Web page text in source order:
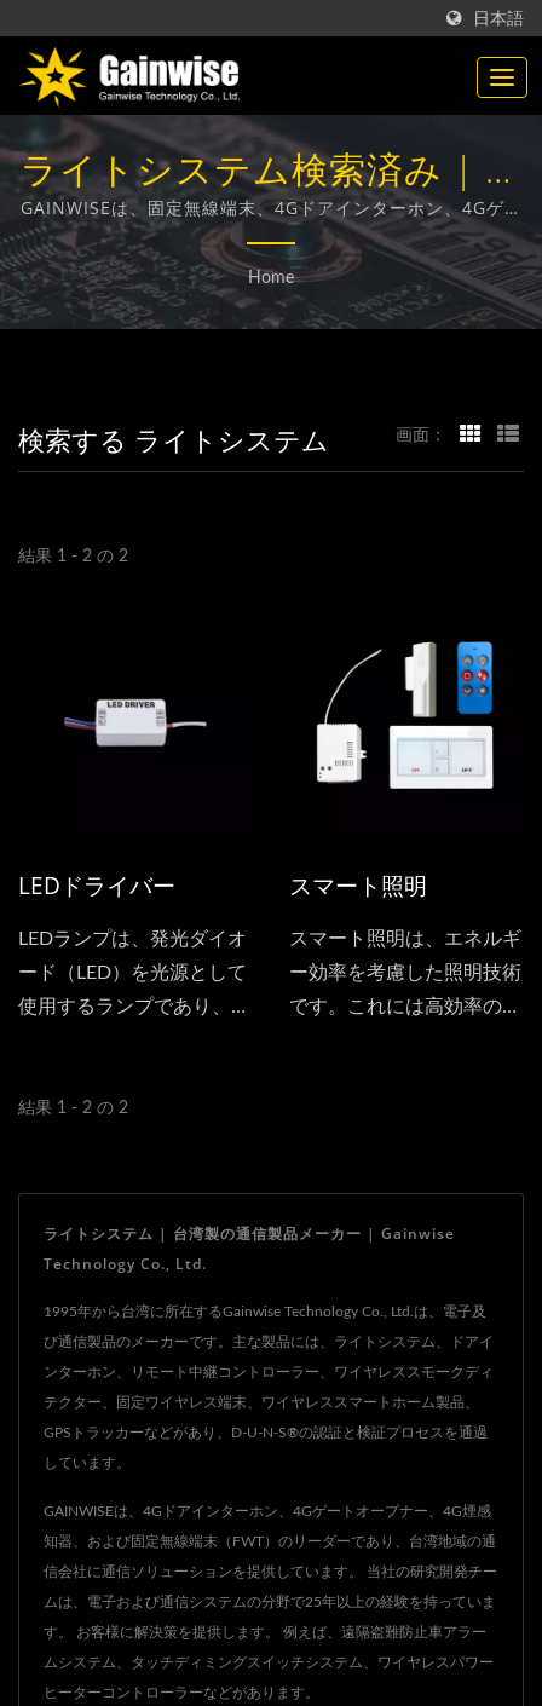
日本語
ライトシステム検索済み | 台
湾製の通信製品メーカー |
Gainwise Technology Co.,
Ltd.
GAINWISEは、固定無線端末、4Gドアインターホン、4Gゲー
トオープナー、4G煙感知器の設計、開発、製造に特化したメ
ーカーおよび輸出業者です。
Home
検索する ライトシステム 画面：
結果 1 - 2 の 2
LEDドライバー
LEDランプは、発光ダイオ
ード（LED）を光源として
使用するランプであり、一
寿命と光効率は、白熱灯の
スマート照明
スマート照明は、エネルギ
ー効率を考慮した照明技術
です。これには高効率の照
ために光を意図的に適用す
照明、アクセント照明、一
般照明などが含まれます。
結果 1 - 2 の 2
ライトシステム | 台湾製の通信製品メーカー | Gainwise
Technology Co., Ltd.
1995年から台湾に所在するGainwise Technology Co., Ltd.は、電子及
び通信製品のメーカーです。主な製品には、ライトシステム、ドアイ
ンターホン、リモート中継コントローラー、ワイヤレススモークディ
テクター、固定ワイヤレス端末、ワイヤレススマートホーム製品、
GPSトラッカーなどがあり、D-U-N-S®の認証と検証プロセスを通過
しています。
GAINWISEは、4Gドアインターホン、4Gゲートオープナー、4G煙感
知器、および固定無線端末（FWT）のリーダーであり、台湾地域の通
信会社に通信ソリューションを提供しています。 当社の研究開発チー
ムは、電子および通信システムの分野で25年以上の経験を持っていま
す。 お客様に解決策を提供します。 例えば、遠隔盗難防止車アラー
ムシステム、タッチディミングスイッチシステム、ワイヤレスパワー
ヒーターコントローラーなどがあります。